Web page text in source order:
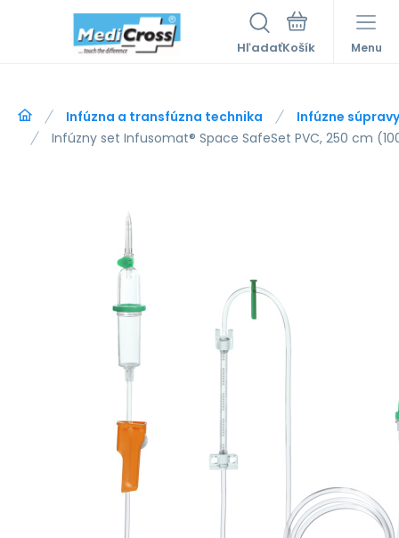
Hľadať Menu
Infúzna a transfúzna technika
Infúzne súpravy
Infúzny set Infusomat® Space SafeSet PVC, 250 cm